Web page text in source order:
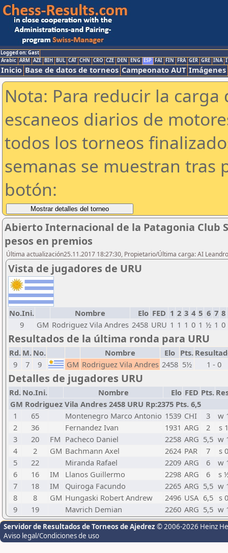
Logged on: Gast
Arabic ARM AZE BIH BUL CAT CHN CRO CZE DEN ENG ESP FAI FIN FRA GER GRE INA
Inicio Base de datos de torneos Campeonato AUT Imágenes
Nota: Para reducir la
escaneos diarios de
todos los torneos
semanas se muestran tras
botón:
Abierto Internacional de la Patagonia Club
pesos en premios
Última actualización25.11.2017 18:27:30, Propietario/Última carga: AI
Vista de jugadores de URU
No.Ini. Nombre Elo FED 1 2 3 4 5 6 7 8
9
GM Rodriguez Vila Andres 2458 URU 1 1 1 0 1 ½ 1 0
Resultados de la última ronda para URU
Rd. M. No. Nombre Elo Pts.
9
7 9 GM Rodriguez Vila Andres 2458 5½ 1 - 0
Detalles de jugadores URU
Rd. No.Ini. Nombre Elo FED Pts.
GM Rodriguez Vila Andres 2458 URU Rp:2375 Pts. 6,5
1
65 Montenegro Marco Antonio 1539 CHI 3
w
2
36 Fernandez Ivan 1931 ARG 2
s 1
3
20 FM Pacheco Daniel 2258 ARG 5,5 w
4
2 GM Bachmann Axel 2624 PAR 7
s 0
5
22 Miranda Rafael 2209 ARG 6
w
6
16 IM Llanos Guillermo 2298 ARG 6
s
7
18 IM Quiroga Facundo 2265 ARG 5,5 w
8
8 GM Hungaski Robert Andrew 2496 USA 6,5 s 0
9
19 Mavrich Demian 2260 ARG 5,5 w
Servidor de Resultados de Torneos de Ajedrez © 2006-2026 Heinz
Aviso legal/Condiciones de uso